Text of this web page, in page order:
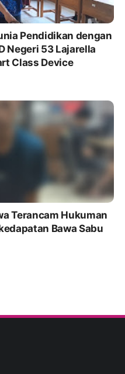
Pendidikan dengan
Negeri 53 Lajarella
Class Device
Terancam Hukuman
Bawa Sabu